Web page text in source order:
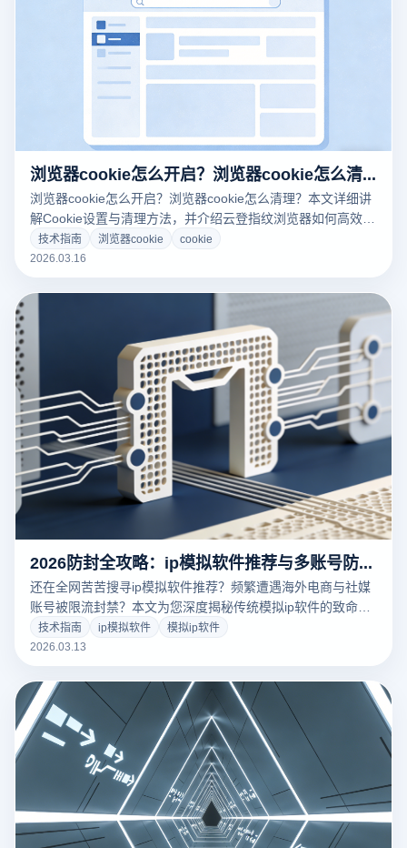
浏览器cookie怎么开启？浏览器cookie怎么清理？
浏览器cookie怎么开启？浏览器cookie怎么清理？本文详细讲
解Cookie设置与清理方法，并介绍云登指纹浏览器如何高效管
理Cookie与多账号环境。
技术指南 浏览器cookie
cookie
2026.03.16
2026防封全攻略：ip模拟软件推荐与多账号防关联终极指南
还在全网苦苦搜寻ip模拟软件推荐？频繁遭遇海外电商与社媒
账号被限流封禁？本文为您深度揭秘传统模拟ip软件的致命风
控漏洞。结合2026年最新出海行业标准，教您如何利用专业的
云登指纹浏览器，实现底层物理级设备环境隔离与纯净代理网
都在用的安全防封黑科技！
技术指南 ip模拟软件
模拟ip软件
2026.03.13